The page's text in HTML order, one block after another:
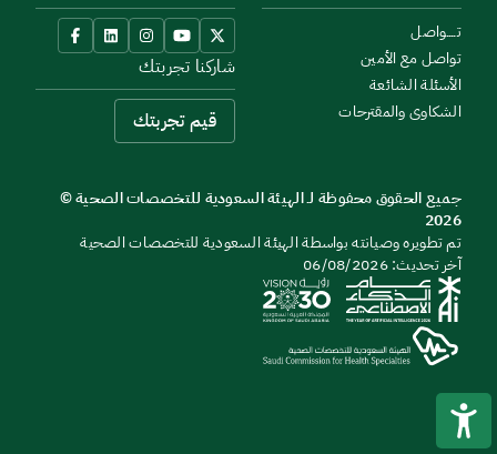
تــــواصل
تواصل مع الأمين
الأسئلة الشائعة
الشكاوى والمقترحات
شاركنا تجربتك
قيم تجربتك
جميع الحقوق محفوظة لـ الهيئة السعودية للتخصصات الصحية ©
2026
تم تطويره وصيانته بواسطة الهيئة السعودية للتخصصات الصحية
آخر تحديث: 06/08/2026